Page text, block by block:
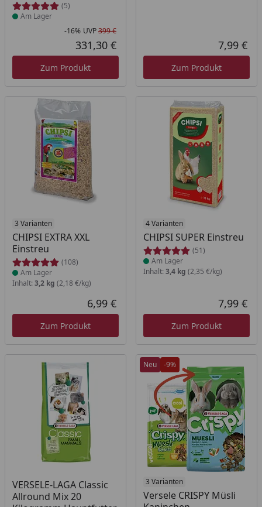
(5)
Am Lager
Rabatt in Prozent
-16%
Ursprünglicher Preis
UVP399 €
Aktueller Preis
331,30 €
Zum Produkt
7,99 €
Zum Produkt
3 Varianten
CHIPSI EXTRA XXL
Einstreu
(108)
Produkt am Lager
Am Lager
Inhalt: 3,2 kg (2,18 €/kg)
Aktueller Preis
6,99 €
Zum Produkt
4 Varianten
CHIPSI SUPER Einstreu
(51)
Produkt am Lager
Am Lager
Inhalt: 3,4 kg (2,35 €/kg)
7,99 €
Zum Produkt
VERSELE-LAGA Classic
Allround Mix 20
Produkt am Lager
Neu -9%
3 Varianten
Versele CRISPY Müsli
Produkt am Lager